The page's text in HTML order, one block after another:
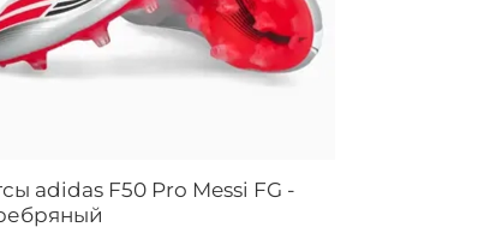
adidas F50 Pro Messi FG -